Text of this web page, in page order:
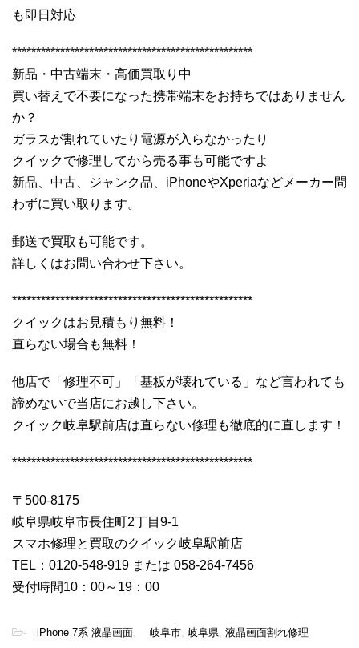
も即日対応
**************************************************
新品・中古端末・高価買取り中
買い替えで不要になった携帯端末をお持ちではありません
か？
ガラスが割れていたり電源が入らなかったり
クイックで修理してから売る事も可能ですよ
新品、中古、ジャンク品、iPhoneやXperiaなどメーカー問
わずに買い取ります。
郵送で買取も可能です。
詳しくはお問い合わせ下さい。
**************************************************
クイックはお見積もり無料！
直らない場合も無料！
他店で「修理不可」「基板が壊れている」など言われても
諦めないで当店にお越し下さい。
クイック岐阜駅前店は直らない修理も徹底的に直します！
**************************************************
〒500-8175
岐阜県岐阜市長住町2丁目9-1
スマホ修理と買取のクイック岐阜駅前店
TEL：0120-548-919 または 058-264-7456
受付時間10：00～19：00
- iPhone 7系 液晶画面 岐阜市 岐阜県 液晶画面割れ修理